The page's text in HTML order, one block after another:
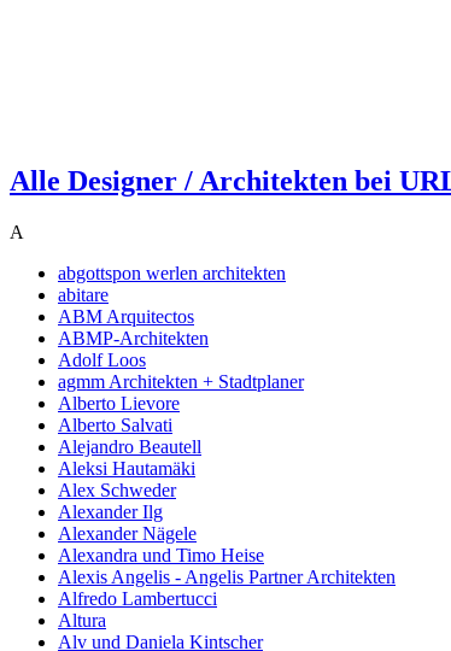
Alle Designer / Architekten bei
A
abgottspon werlen architekten
abitare
ABM Arquitectos
ABMP-Architekten
Adolf Loos
agmm Architekten + Stadtplaner
Alberto Lievore
Alberto Salvati
Alejandro Beautell
Aleksi Hautamäki
Alex Schweder
Alexander Ilg
Alexander Nägele
Alexandra und Timo Heise
Alexis Angelis - Angelis Partner Architekten
Alfredo Lambertucci
Altura
Alv und Daniela Kintscher